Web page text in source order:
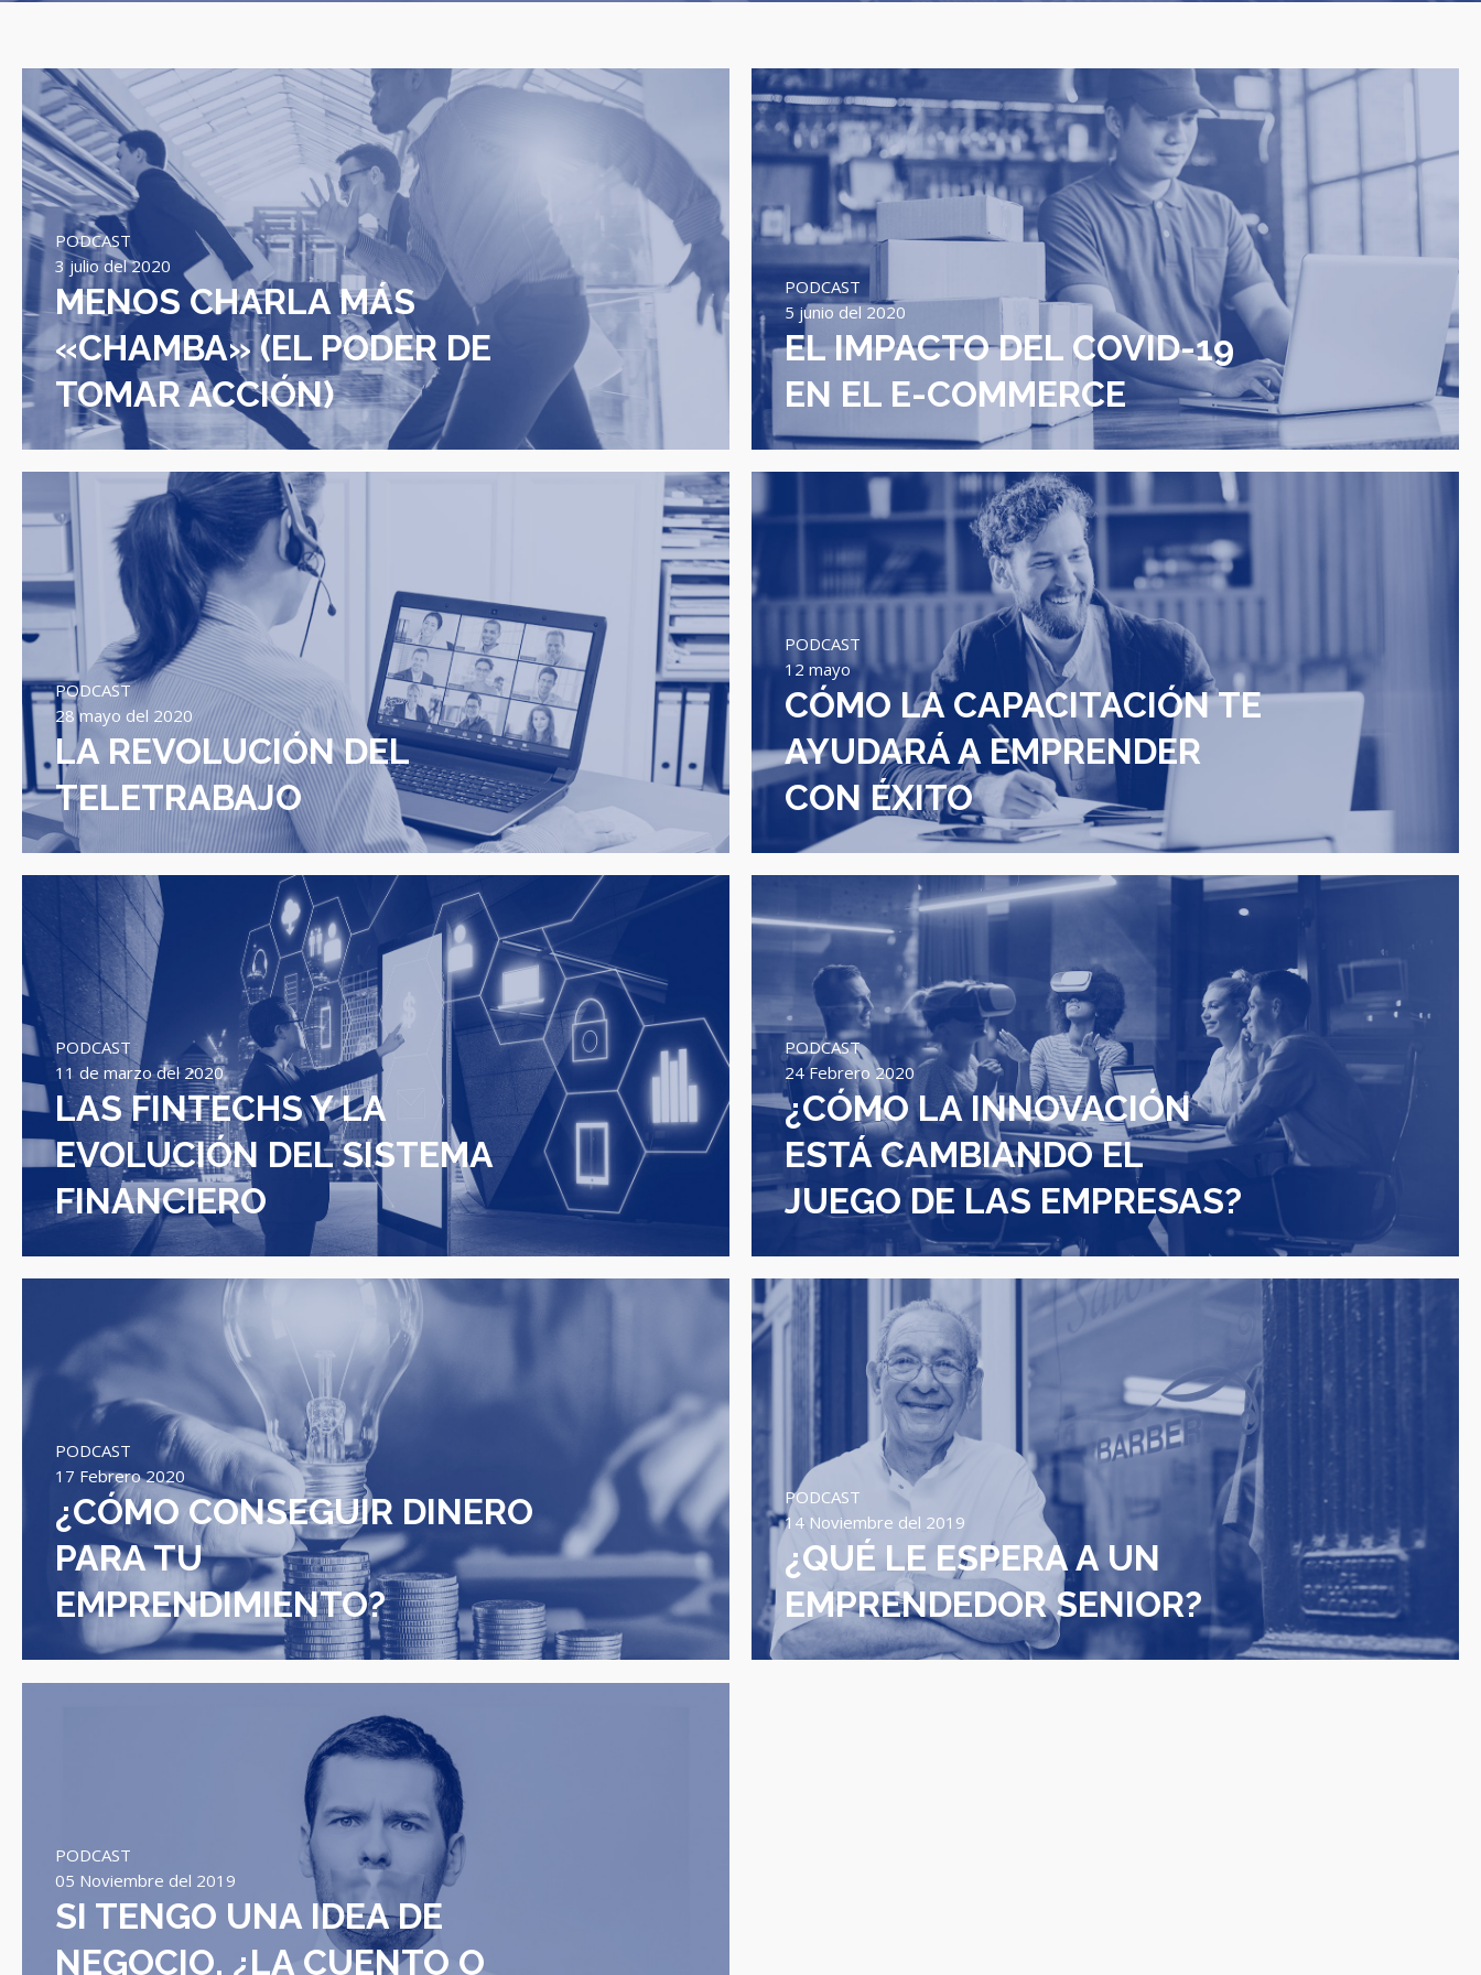
PODCAST
3 julio del 2020
MENOS CHARLA MÁS
«CHAMBA» (EL PODER DE
TOMAR ACCIÓN)
PODCAST
5 junio del 2020
EL IMPACTO DEL COVID-19
EN EL E-COMMERCE
PODCAST
28 mayo del 2020
LA REVOLUCIÓN DEL
TELETRABAJO
PODCAST
12 mayo
CÓMO LA CAPACITACIÓN TE
AYUDARÁ A EMPRENDER
CON ÉXITO
PODCAST
11 de marzo del 2020
LAS FINTECHS Y LA
EVOLUCIÓN DEL SISTEMA
FINANCIERO
PODCAST
24 Febrero 2020
¿CÓMO LA INNOVACIÓN
ESTÁ CAMBIANDO EL
JUEGO DE LAS EMPRESAS?
PODCAST
17 Febrero 2020
¿CÓMO CONSEGUIR DINERO
PARA TU
EMPRENDIMIENTO?
PODCAST
14 Noviembre del 2019
¿QUÉ LE ESPERA A UN
EMPRENDEDOR SENIOR?
PODCAST
05 Noviembre del 2019
SI TENGO UNA IDEA DE
NEGOCIO, ¿LA CUENTO O